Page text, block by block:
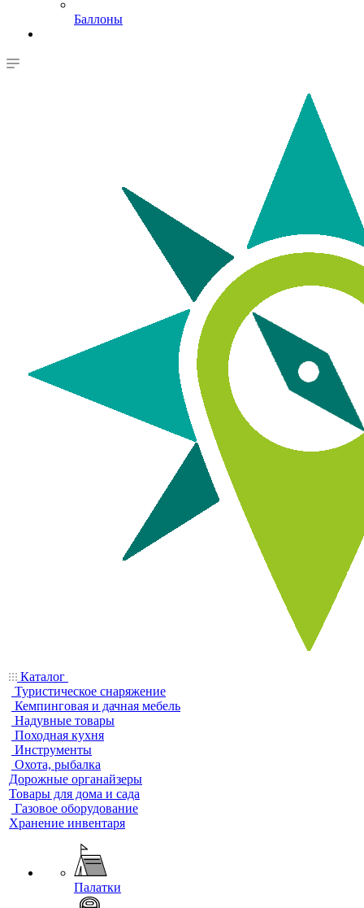
Баллоны
Каталог
Туристическое снаряжение
Кемпинговая и дачная мебель
Надувные товары
Походная кухня
Инструменты
Охота, рыбалка
Дорожные органайзеры
Товары для дома и сада
Газовое оборудование
Хранение инвентаря
Палатки